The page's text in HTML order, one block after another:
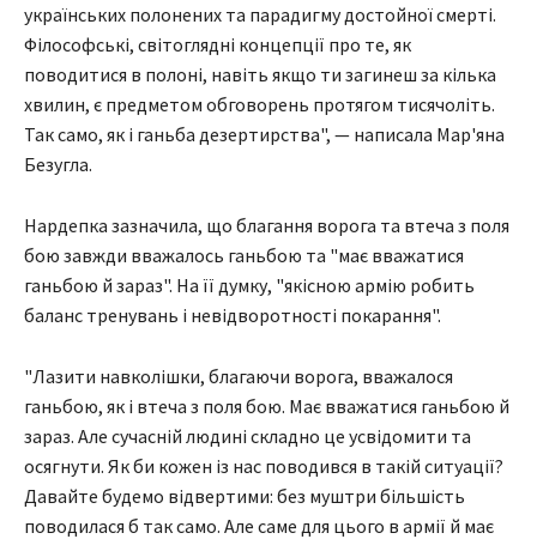
українських полонених та парадигму достойної смерті.
Філософські, світоглядні концепції про те, як
поводитися в полоні, навіть якщо ти загинеш за кілька
хвилин, є предметом обговорень протягом тисячоліть.
Так само, як і ганьба дезертирства", — написала Мар'яна
Безугла.
Нардепка зазначила, що благання ворога та втеча з поля
бою завжди вважалось ганьбою та "має вважатися
ганьбою й зараз". На її думку, "якісною армію робить
баланс тренувань і невідворотності покарання".
"Лазити навколішки, благаючи ворога, вважалося
ганьбою, як і втеча з поля бою. Має вважатися ганьбою й
зараз. Але сучасній людині складно це усвідомити та
осягнути. Як би кожен із нас поводився в такій ситуації?
Давайте будемо відвертими: без муштри більшість
поводилася б так само. Але саме для цього в армії й має